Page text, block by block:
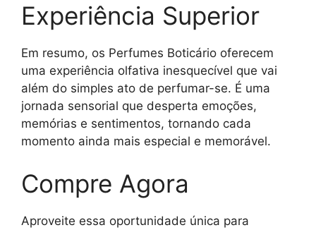
Experiência Superior
Em resumo, os Perfumes Boticário oferecem
uma experiência olfativa inesquecível que vai
além do simples ato de perfumar-se. É uma
jornada sensorial que desperta emoções,
memórias e sentimentos, tornando cada
momento ainda mais especial e memorável.
Compre Agora
Aproveite essa oportunidade única para